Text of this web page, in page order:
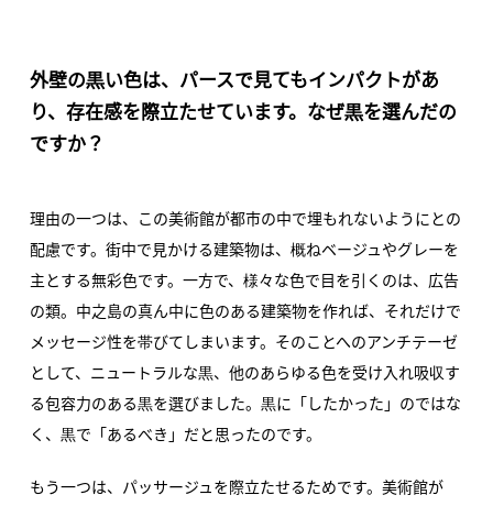
外壁の黒い色は、パースで見てもインパクトがあ
り、存在感を際立たせています。なぜ黒を選んだの
ですか？
理由の一つは、この美術館が都市の中で埋もれないようにとの
配慮です。街中で見かける建築物は、概ねベージュやグレーを
主とする無彩色です。一方で、様々な色で目を引くのは、広告
の類。中之島の真ん中に色のある建築物を作れば、それだけで
メッセージ性を帯びてしまいます。そのことへのアンチテーゼ
として、ニュートラルな黒、他のあらゆる色を受け入れ吸収す
る包容力のある黒を選びました。黒に「したかった」のではな
く、黒で「あるべき」だと思ったのです。
もう一つは、パッサージュを際立たせるためです。美術館が